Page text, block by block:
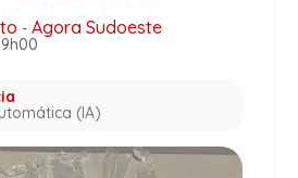
- Agora Sudoeste
(IA)